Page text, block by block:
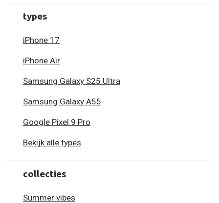
types
iPhone 17
iPhone Air
Samsung Galaxy S25 Ultra
Samsung Galaxy A55
Google Pixel 9 Pro
Bekijk alle types
collecties
Summer vibes